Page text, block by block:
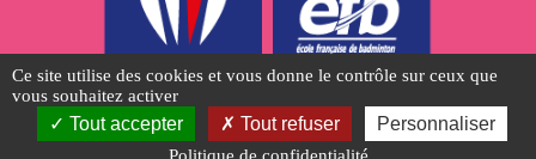
Ce site utilise des cookies et vous donne le contrôle sur ceux que
vous souhaitez activer
Tout accepter Tout refuser Personnaliser